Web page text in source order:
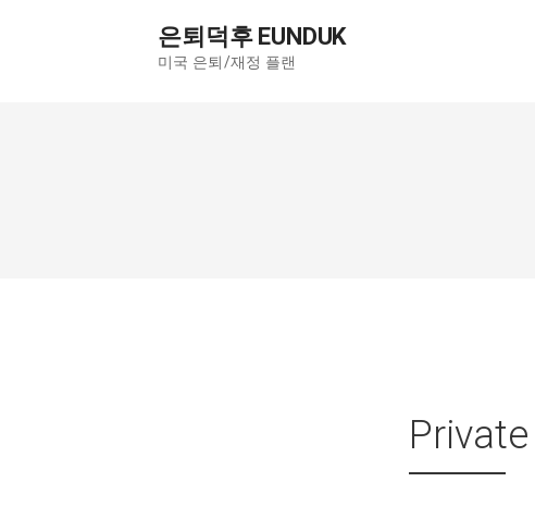
은퇴덕후 EUNDUK
미국 은퇴/재정 플랜